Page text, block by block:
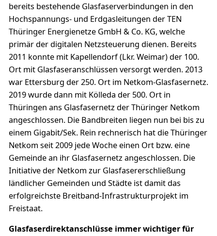
bereits bestehende Glasfaserverbindungen in den
Hochspannungs- und Erdgasleitungen der TEN
Thüringer Energienetze GmbH & Co. KG, welche
primär der digitalen Netzsteuerung dienen. Bereits
2011 konnte mit Kapellendorf (Lkr. Weimar) der 100.
Ort mit Glasfaseranschlüssen versorgt werden. 2013
war Ettersburg der 250. Ort im Netkom-Glasfasernetz.
2019 wurde dann mit Kölleda der 500. Ort in
Thüringen ans Glasfasernetz der Thüringer Netkom
angeschlossen. Die Bandbreiten liegen nun bei bis zu
einem Gigabit/Sek. Rein rechnerisch hat die Thüringer
Netkom seit 2009 jede Woche einen Ort bzw. eine
Gemeinde an ihr Glasfasernetz angeschlossen. Die
Initiative der Netkom zur Glasfasererschließung
ländlicher Gemeinden und Städte ist damit das
erfolgreichste Breitband-Infrastrukturprojekt im
Freistaat.
Glasfaserdirektanschlüsse immer wichtiger für